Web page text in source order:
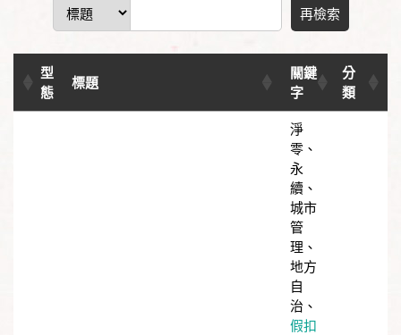
再檢索
型
態
標題
關鍵
字
分
類
淨
零 、
永
續 、
城市
管
理 、
地方
自
治 、
假扣